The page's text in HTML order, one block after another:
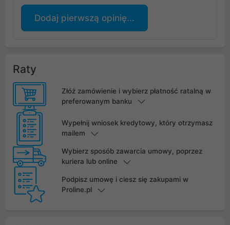
Dodaj pierwszą opinię...
Raty
Złóż zamówienie i wybierz płatność ratalną w
preferowanym banku
Wypełnij wniosek kredytowy, który otrzymasz
mailem
Wybierz sposób zawarcia umowy, poprzez
kuriera lub online
Podpisz umowę i ciesz się zakupami w
Proline.pl